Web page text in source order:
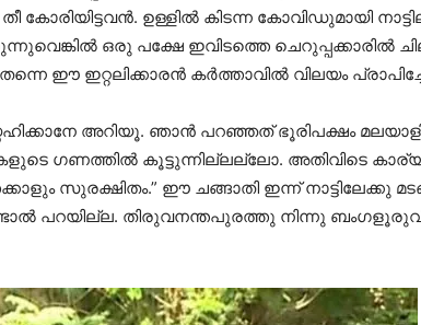
ഉള്ളില്‍ കിടന്ന കോവിഡുമായി
ഒരു പക്ഷേ ഇവിടത്തെ ചെറുപ്പക്കാരില്‍
ഈ ഇറ്റലിക്കാരന്‍ കര്‍ത്താവില്‍ വിലയം
അറിയൂ. ഞാന്‍ പറഞ്ഞത് ഭൂരിപക്ഷം
ഗണത്തില്‍ കൂട്ടുന്നില്ലല്ലോ. അതിവിടെ
സുരക്ഷിതം.” ഈ ചങ്ങാതി ഇന്ന്
പറയില്ല. തിരുവനന്തപുരത്തു നിന്നു